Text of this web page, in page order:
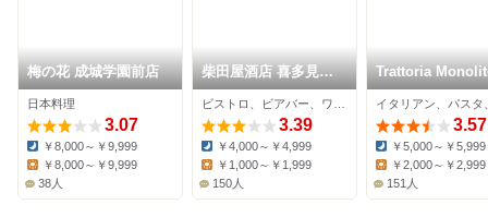
梅の花 成城学園前店
日本料理
3.07
Dinner:
￥8,000～￥9,999
Lunch:
￥8,000～￥9,999
38人
柴田屋酒店 喜多見ビ
ール醸造所
3.39
Dinner:
￥4,000～￥4,999
￥1,000～￥1,999
150人
Trattoria
3.57
Dinner:
￥5,000～￥5,999
￥2,000～￥2,999
151人